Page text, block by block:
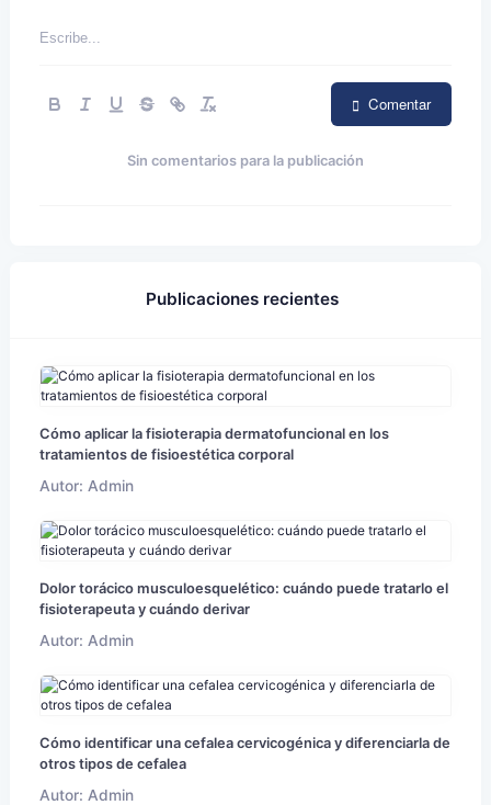
Comentar
Sin comentarios para la publicación
Publicaciones recientes
Cómo aplicar la fisioterapia dermatofuncional en los
tratamientos de fisioestética corporal
Autor: Admin
Dolor torácico musculoesquelético: cuándo puede tratarlo el
fisioterapeuta y cuándo derivar
Autor: Admin
Cómo identificar una cefalea cervicogénica y diferenciarla de
otros tipos de cefalea
Autor: Admin